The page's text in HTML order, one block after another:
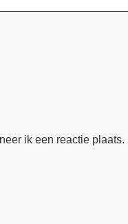
ik een reactie plaats.